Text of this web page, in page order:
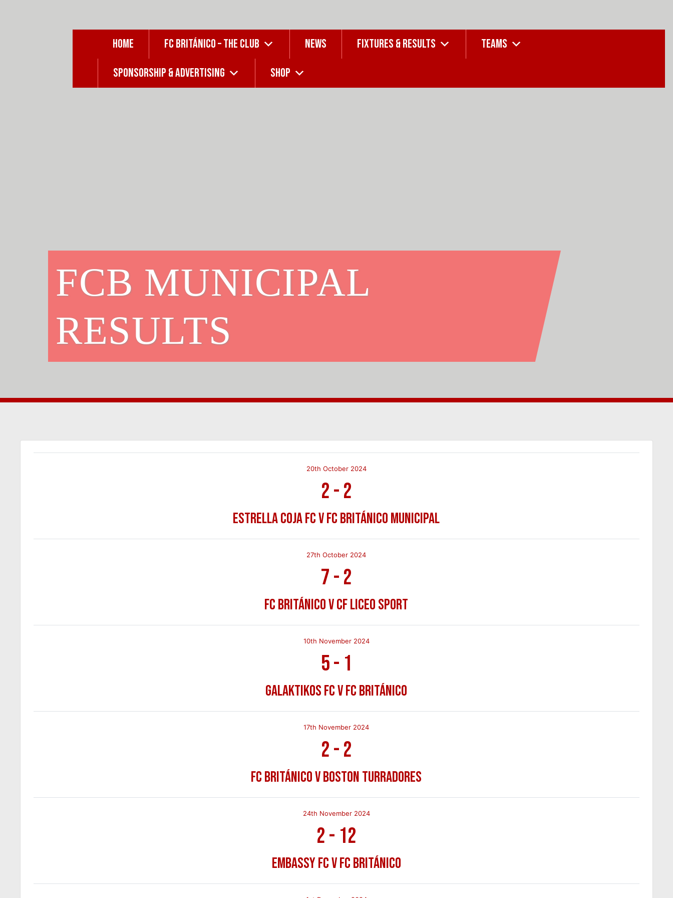
FCB MUNICIPAL
RESULTS
HOME FC BRITÁNICO – THE CLUB NEWS FIXTURES & RESULTS
TEAMS
SPONSORSHIP & ADVERTISING
SHOP
20th October 2024
2-2
Estrella Coja FC v FC Británico Municipal
27th October 2024
7-2
FC Británico v CF Liceo Sport
10th November 2024
5- 1
Galaktikos FC v FC Británico
17th November 2024
2-2
FC Británico v Boston Turradores
24th November 2024
2- 12
Embassy FC v FC Británico